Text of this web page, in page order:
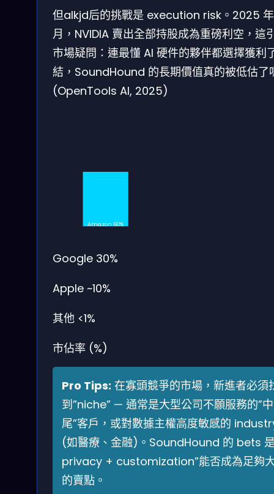
但alkjd后的挑戰是 execution risk。2025
月，NVIDIA 賣出全部持股成為重磅利空，這
市場疑問：連最懂 AI 硬件的夥伴都選擇獲利
結，SoundHound 的長期價值真的被低估了
(OpenTools AI, 2025)
Amazon 60%
Google 30%
Apple ~10%
其他 <1%
市佔率 (%)
Pro Tips: 在寡頭競爭的市場，新進者必須
到”niche” — 通常是大型公司不願服務的”
尾”客戶，或對數據主權高度敏感的
(如醫療、金融)。SoundHound 的 bets
privacy + customization”能否成為足夠
的賣點。